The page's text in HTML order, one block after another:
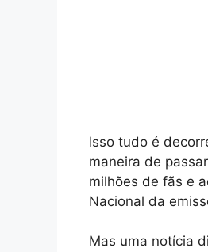
Isso tudo é
maneira de
milhões de fãs e
Nacional da
Mas uma notícia